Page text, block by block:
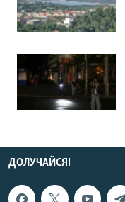
ДОЛУЧАЙСЯ!